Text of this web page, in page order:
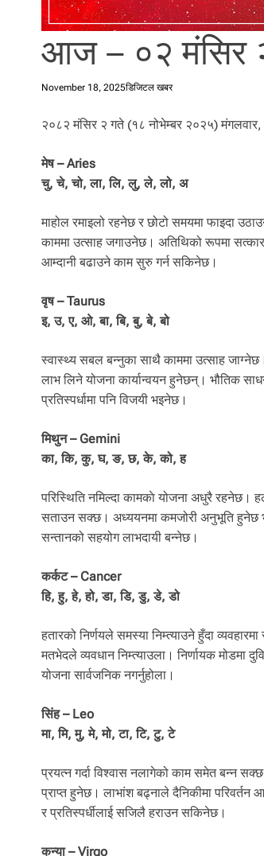
l
आज – ०२ मंसिर
November 18, 2025डिजिटल खबर
२०८२ मंसिर २ गते (१८ नोभेम्बर २०२५) मंगलवार,
मेष – Aries
चु, चे, चो, ला, लि, लु, ले, लो, अ
माहोल रमाइलो रहनेछ र छोटो समयमा फाइदा
काममा उत्साह जगाउनेछ। अतिथिको रूपमा
आम्दानी बढाउने काम सुरु गर्न सकिनेछ।
वृष – Taurus
इ, उ, ए, ओ, बा, बि, बु, बे, बो
स्वास्थ्य सबल बन्नुका साथै काममा उत्साह
लाभ लिने योजना कार्यान्वयन हुनेछन्। भौतिक
प्रतिस्पर्धामा पनि विजयी भइनेछ।
मिथुन – Gemini
का, कि, कु, घ, ङ, छ, के, को, ह
परिस्थिति नमिल्दा कामकाे योजना अधुरै रहनेछ।
सताउन सक्छ। अध्ययनमा कमजोरी अनुभूति हुनेछ
सन्तानको सहयोग लाभदायी बन्नेछ।
कर्कट – Cancer
हि, हु, हे, हो, डा, डि, डु, डे, डो
हतारको निर्णयले समस्या निम्त्याउने हुँदा
मतभेदले व्यवधान निम्त्याउला। निर्णायक मोडमा
योजना सार्वजनिक नगर्नुहोला।
सिंह – Leo
मा, मि, मु, मे, मो, टा, टि, टु, टे
प्रयत्न गर्दा विश्वास नलागेको काम समेत बन्न
प्राप्त हुनेछ। लाभांश बढ्नाले दैनिकीमा
र प्रतिस्पर्धीलाई सजिलै हराउन सकिनेछ।
कन्या – Virgo